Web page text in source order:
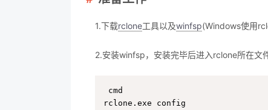
1.下载rclone工具以及winfsp(Windows使用
2.安装winfsp，安装完毕后进入rclone所在文
cmd
rclone.exe config